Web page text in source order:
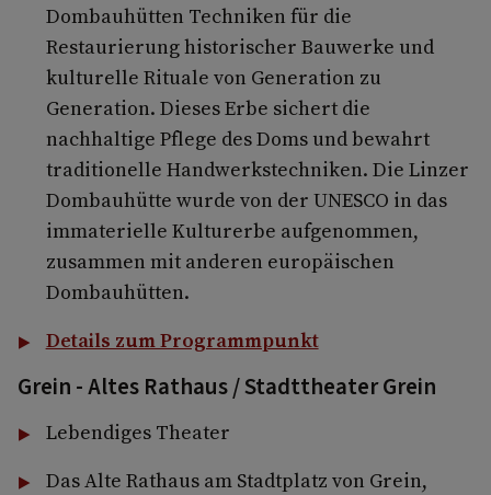
Dombauhütten Techniken für die
Restaurierung historischer Bauwerke und
kulturelle Rituale von Generation zu
Generation. Dieses Erbe sichert die
nachhaltige Pflege des Doms und bewahrt
traditionelle Handwerkstechniken. Die Linzer
Dombauhütte wurde von der UNESCO in das
immaterielle Kulturerbe aufgenommen,
zusammen mit anderen europäischen
Dombauhütten.
Details zum Programmpunkt
Grein - Altes Rathaus / Stadttheater Grein
Lebendiges Theater
Das Alte Rathaus am Stadtplatz von Grein,